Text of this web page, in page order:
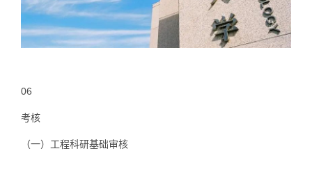
06
考核
（一） 工程科研基础审核